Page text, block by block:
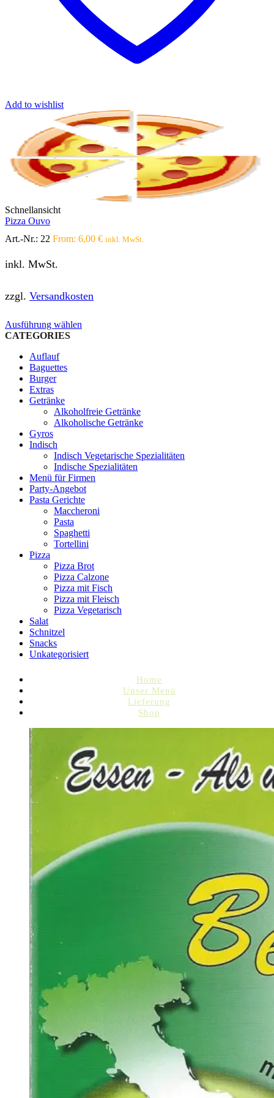
Add to wishlist
Schnellansicht
Pizza Ouvo
Art.-Nr.: 22 From: 6,00 € inkl. MwSt.
inkl. MwSt.
zzgl. Versandkosten
Ausführung wählen
können
auf
gewählt
werden
CATEGORIES
Auflauf
Baguettes
Burger
Extras
Getränke
Alkoholfreie Getränke
Alkoholische Getränke
Gyros
Indisch
Indisch Vegetarische Spezialitäten
Indische Spezialitäten
Menü für Firmen
Party-Angebot
Pasta Gerichte
Maccheroni
Pasta
Spaghetti
Tortellini
Pizza
Pizza Brot
Pizza Calzone
Pizza mit Fisch
Pizza mit Fleisch
Pizza Vegetarisch
Salat
Schnitzel
Snacks
Unkategorisiert
Home
Unser Menü
Lieferung
Shop